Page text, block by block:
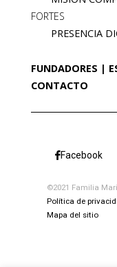
FORTES
PRESENCIA
FUNDADORES
CONTACTO
Facebook
©2021 Familia
Política de
Mapa del sitio